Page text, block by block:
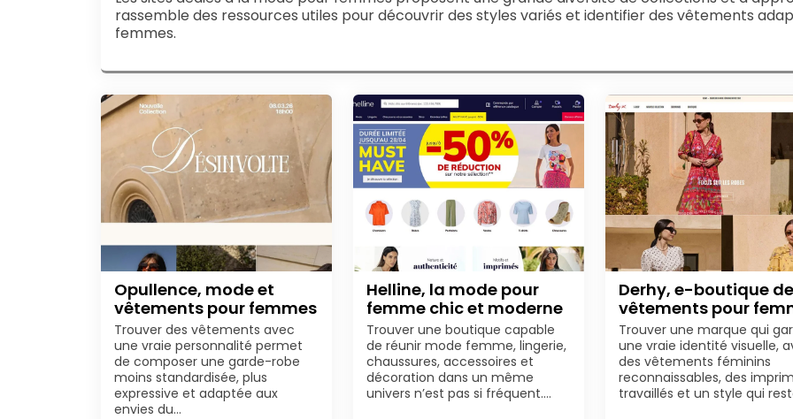
rassemble des ressources utiles pour découvrir des styles variés et identifier des vêtements
femmes.
Opullence, mode et
vêtements pour femmes
Trouver des vêtements avec
une vraie personnalité permet
de composer une garde-robe
moins standardisée, plus
expressive et adaptée aux
envies du…
Helline, la mode pour
femme chic et moderne
Trouver une boutique capable
de réunir mode femme, lingerie,
chaussures, accessoires et
décoration dans un même
univers n’est pas si fréquent.…
Derhy, e-boutique de
vêtements pour
Trouver une marque qui
une vraie identité visuelle,
des vêtements féminins
reconnaissables, des
travaillés et un style qui